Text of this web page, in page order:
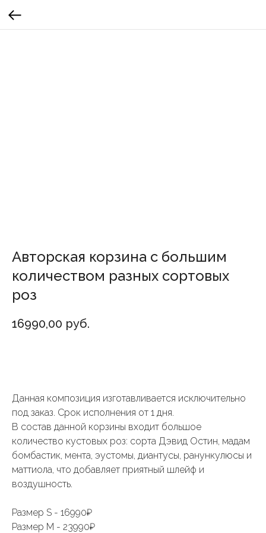
Авторская корзина с большим
количеством разных сортовых
роз
16990,00 руб.
Данная композиция изготавливается исключительно
под заказ. Срок исполнения от 1 дня.
В состав данной корзины входит большое
количество кустовых роз: сорта Дэвид Остин, мадам
бомбастик, мента, эустомы, диантусы, ранункулюсы и
маттиола, что добавляет приятный шлейф и
воздушность.
Размер S - 16990₽
Размер M - 23990₽